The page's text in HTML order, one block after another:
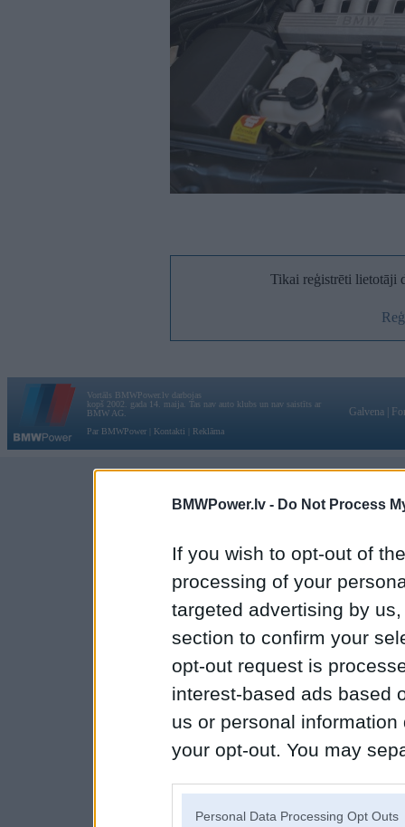
BMWPower.lv - Do Not Process
If you wish to opt-out of
processing of your
targeted advertising by
section to confirm your
opt-out request is
interest-based ads based
us or personal
your opt-out. You may
Personal Data Processing Opt Outs
Tikai reģistrēti lietotāji
Vortāls BMWPower.lv darbojas
kopš 2002. gada 14. maija. Tas nav auto klubs un nav saistīts ar
BMW AG.
Par BMWPower
Kontakti Reklāma
Galvena